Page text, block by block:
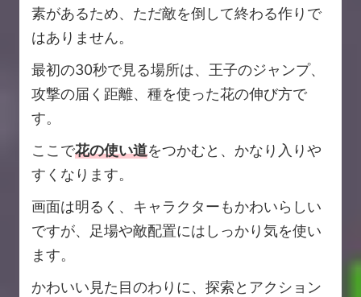
素があるため、ただ敵を倒して終わる作りで
はありません。
最初の30秒で見る場所は、王子のジャンプ、
攻撃の届く距離、種を使った花の伸び方で
す。
ここで花の使い道をつかむと、かなり入りや
すくなります。
画面は明るく、キャラクターもかわいらしい
ですが、足場や敵配置にはしっかり気を使い
ます。
かわいい見た目のわりに、探索とアクション